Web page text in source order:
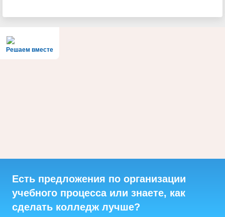
Решаем вместе
Есть предложения по организации
учебного процесса или знаете, как
сделать колледж лучше?